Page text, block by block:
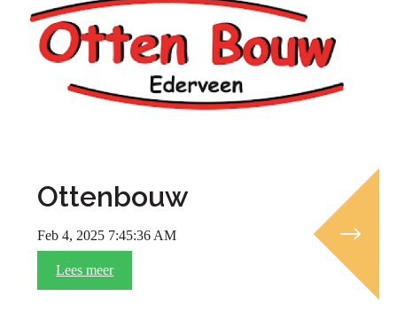
Ottenbouw
Feb 4, 2025 7:45:36 AM
Lees meer